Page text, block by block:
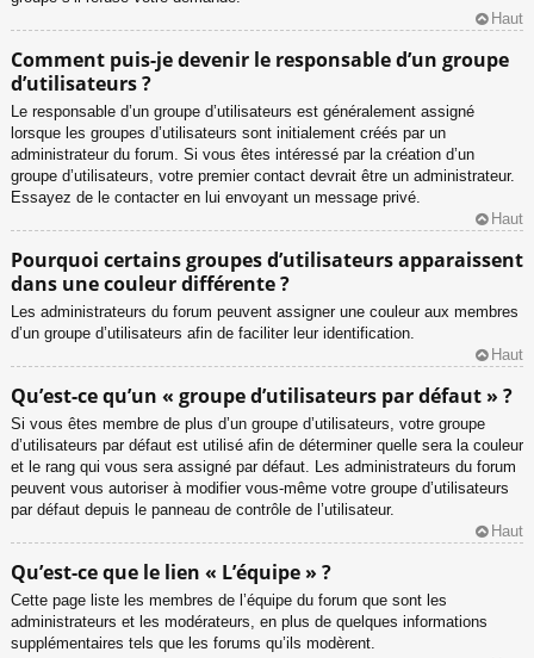
Haut
Comment puis-je devenir le responsable d’un groupe
d’utilisateurs ?
Le responsable d’un groupe d’utilisateurs est généralement assigné
lorsque les groupes d’utilisateurs sont initialement créés par un
administrateur du forum. Si vous êtes intéressé par la création d’un
groupe d’utilisateurs, votre premier contact devrait être un administrateur.
Essayez de le contacter en lui envoyant un message privé.
Haut
Pourquoi certains groupes d’utilisateurs apparaissent
dans une couleur différente ?
Les administrateurs du forum peuvent assigner une couleur aux membres
d’un groupe d’utilisateurs afin de faciliter leur identification.
Haut
Qu’est-ce qu’un « groupe d’utilisateurs par défaut » ?
Si vous êtes membre de plus d’un groupe d’utilisateurs, votre groupe
d’utilisateurs par défaut est utilisé afin de déterminer quelle sera la couleur
et le rang qui vous sera assigné par défaut. Les administrateurs du forum
peuvent vous autoriser à modifier vous-même votre groupe d’utilisateurs
par défaut depuis le panneau de contrôle de l’utilisateur.
Haut
Qu’est-ce que le lien « L’équipe » ?
Cette page liste les membres de l’équipe du forum que sont les
administrateurs et les modérateurs, en plus de quelques informations
supplémentaires tels que les forums qu’ils modèrent.